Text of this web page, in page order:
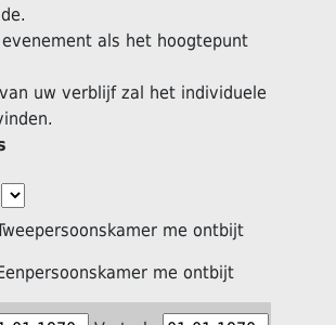
als het hoogtepunt
uw verblijf zal het individuele
me ontbijt
me ontbijt